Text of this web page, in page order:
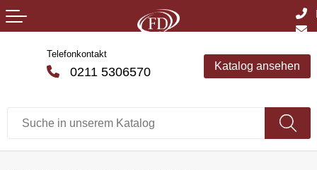
Telefonkontakt
0211 5306570 Katalog ansehen